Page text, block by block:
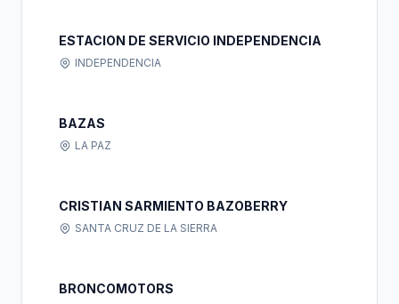
ESTACION DE SERVICIO INDEPENDENCIA
INDEPENDENCIA
BAZAS
LA PAZ
CRISTIAN SARMIENTO BAZOBERRY
SANTA CRUZ DE LA SIERRA
BRONCOMOTORS